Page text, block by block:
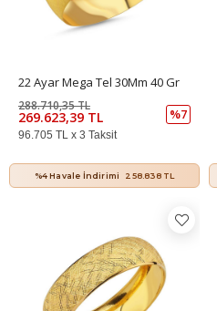
22 Ayar Mega Tel 30Mm 40 Gr
269.623,39 TL
288.710,35 TL
%7
96.705 TL x 3 Taksit
%4 Havale İndirimi 258.838 TL